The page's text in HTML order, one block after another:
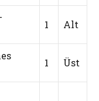
1 Alt
1 Üst